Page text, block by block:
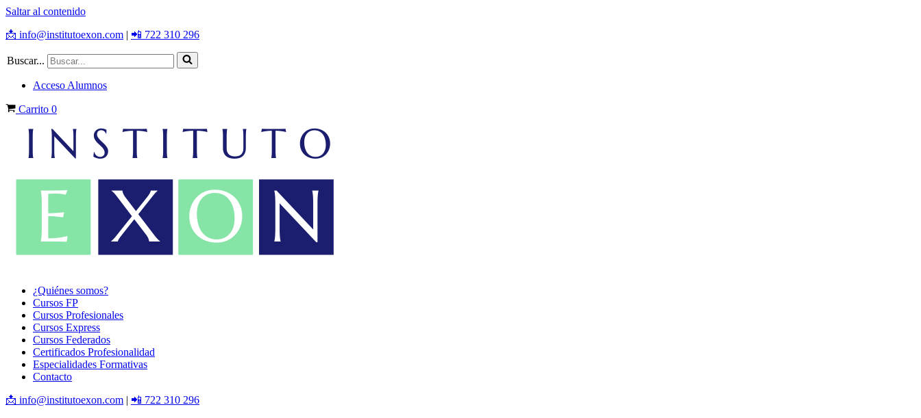
Saltar al contenido
📩 info@institutoexon.com | 📲 722 310 296
Buscar...
Acceso Alumnos
Carrito 0
¿Quiénes somos?
Cursos FP
Cursos Profesionales
Cursos Express
Cursos Federados
Certificados Profesionalidad
Especialidades Formativas
Contacto
📩 info@institutoexon.com | 📲 722 310 296